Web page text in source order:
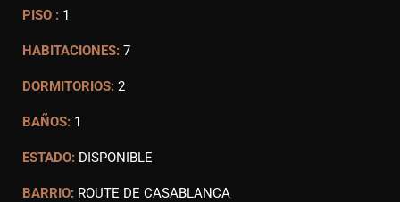
PISO : 1
HABITACIONES: 7
DORMITORIOS: 2
BAÑOS: 1
ESTADO: DISPONIBLE
BARRIO: ROUTE DE CASABLANCA